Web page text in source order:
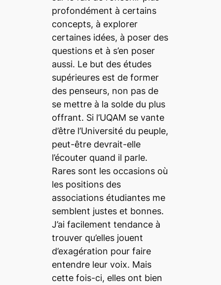
profondément à certains
concepts, à explorer
certaines idées, à poser des
questions et à s’en poser
aussi. Le but des études
supérieures est de former
des penseurs, non pas de
se mettre à la solde du plus
offrant. Si l’UQAM se vante
d’être l’Université du peuple,
peut-être devrait-elle
l’écouter quand il parle.
Rares sont les occasions où
les positions des
associations étudiantes me
semblent justes et bonnes.
J’ai facilement tendance à
trouver qu’elles jouent
d’exagération pour faire
entendre leur voix. Mais
cette fois-ci, elles ont bien